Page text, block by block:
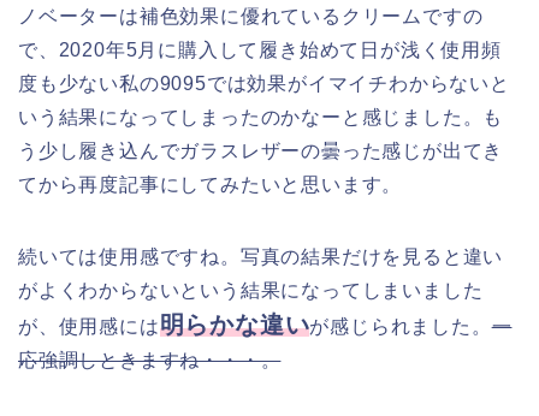
ノベーターは補色効果に優れているクリームですの
で、2020年5月に購入して履き始めて日が浅く使用頻
度も少ない私の9095では効果がイマイチわからないと
いう結果になってしまったのかなーと感じました。も
う少し履き込んでガラスレザーの曇った感じが出てき
てから再度記事にしてみたいと思います。
続いては使用感ですね。写真の結果だけを見ると違い
がよくわからないという結果になってしまいました
が、使用感には明らかな違いが感じられました。一
応強調しときますね・・・。